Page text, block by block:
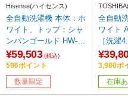
Hisense(ハイセンス)
全自動洗濯機 本体：ホ
ワイト、トップ：シャ
ンパンゴールド HW-D
G100XH ［洗濯10.0kg
/上開き /簡易乾燥(送風
機能)］
¥59,503 (税込)
596ポイント
数量限定
全自動洗濯機
ワイト
［洗濯
簡易乾
3,980ポ
在庫あ